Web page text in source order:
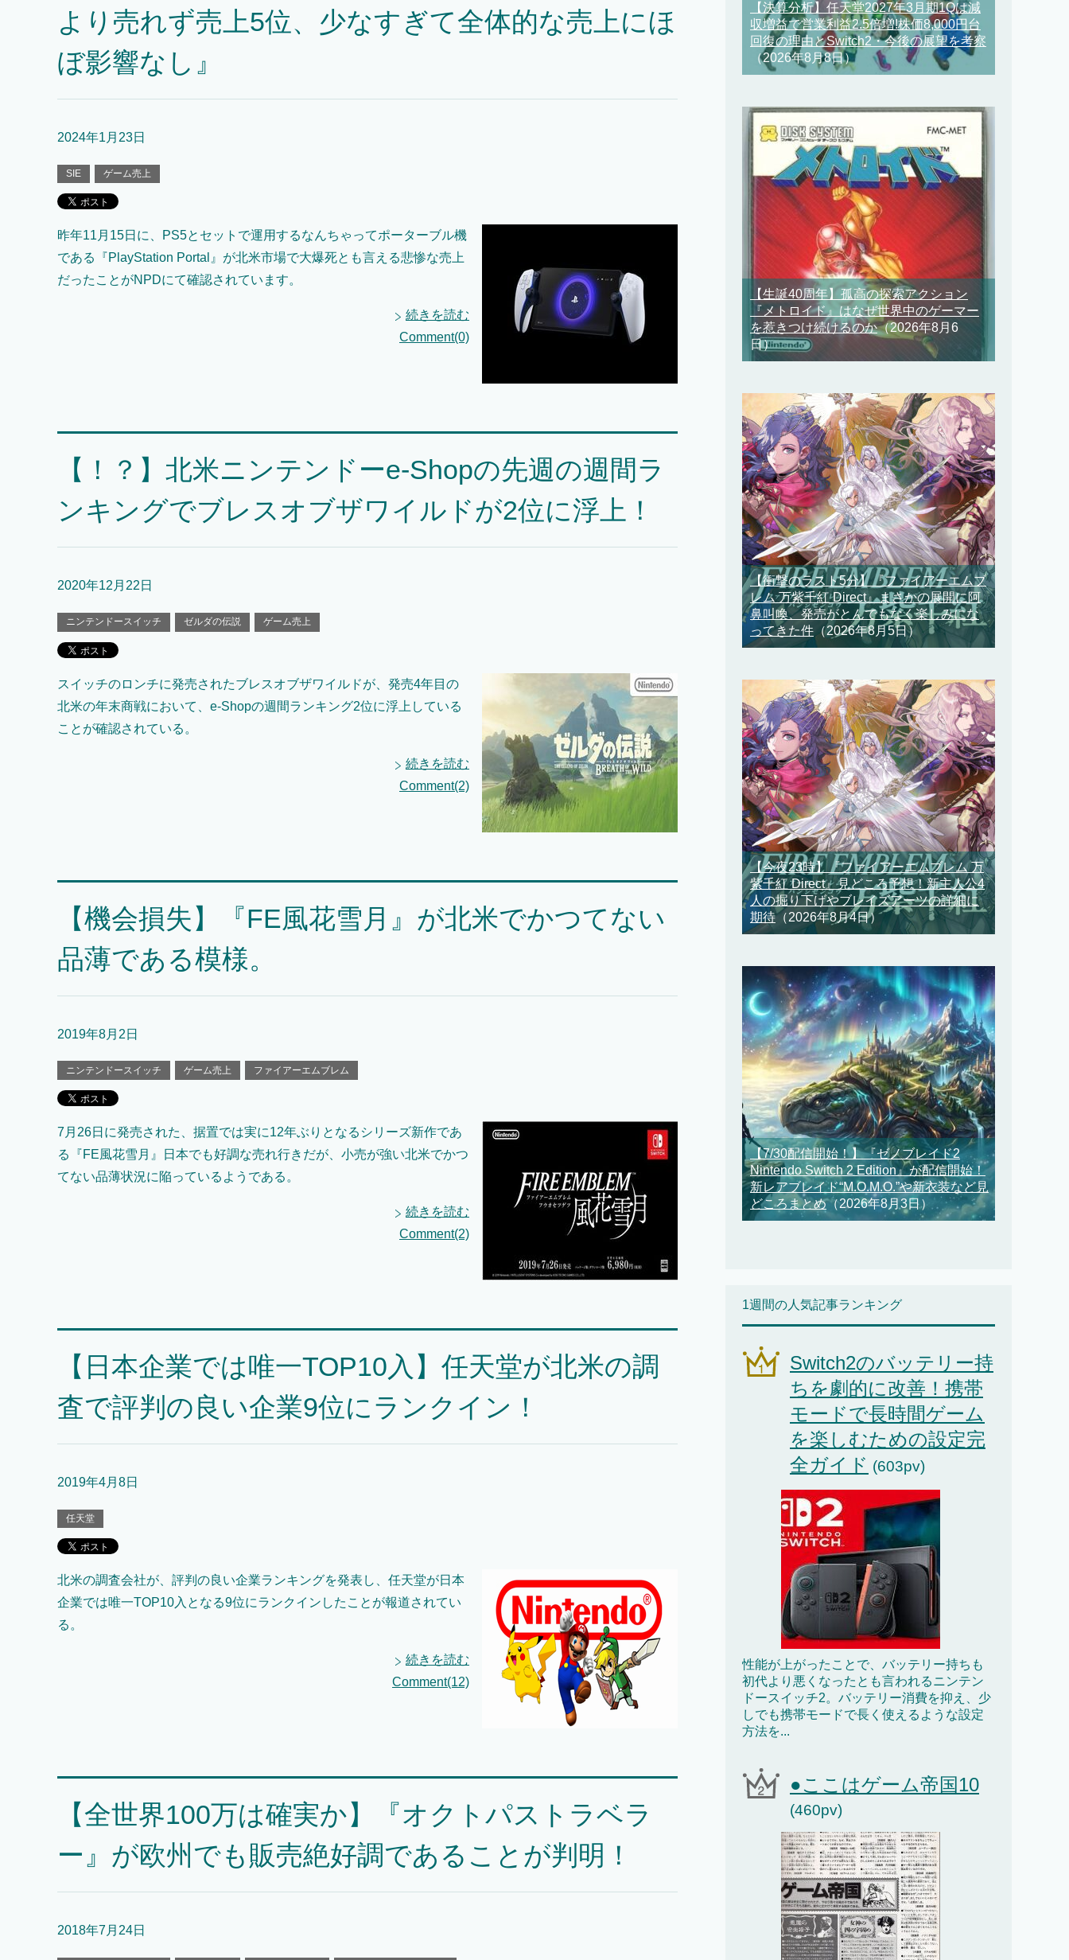
より売れず売上5位、少なすぎて全体的な売上にほ
ぼ影響なし』
2024年1月23日
SIE ゲーム売上
昨年11月15日に、PS5とセットで運用するなんちゃってポーターブル機
である『PlayStation Portal』が北米市場で大爆死とも言える悲惨な売上
だったことがNPDにて確認されています。
続きを読む
Comment(0)
【！？】北米ニンテンドーe-Shopの先週の週間ラ
ンキングでブレスオブザワイルドが2位に浮上！
2020年12月22日
ニンテンドースイッチ ゼルダの伝説 ゲーム売上
スイッチのロンチに発売されたブレスオブザワイルドが、発売4年目の
北米の年末商戦において、e-Shopの週間ランキング2位に浮上している
ことが確認されている。
続きを読む
Comment(2)
【機会損失】『FE風花雪月』が北米でかつてない
品薄である模様。
2019年8月2日
ニンテンドースイッチ ゲーム売上 ファイアーエムブレム
7月26日に発売された、据置では実に12年ぶりとなるシリーズ新作であ
る『FE風花雪月』日本でも好調な売れ行きだが、小売が強い北米でかつ
てない品薄状況に陥っているようである。
続きを読む
Comment(2)
【日本企業では唯一TOP10入】任天堂が北米の調
査で評判の良い企業9位にランクイン！
2019年4月8日
任天堂
北米の調査会社が、評判の良い企業ランキングを発表し、任天堂が日本
企業では唯一TOP10入となる9位にランクインしたことが報道されてい
る。
続きを読む
Comment(12)
【全世界100万は確実か】『オクトパストラベラ
ー』が欧州でも販売絶好調であることが判明！
2018年7月24日
【決算分析】任天堂2027年3月期1Qは減
収増益で営業利益2.5倍増!株価8,000円台
回復の理由とSwitch2・今後の展望を考察
（2026年8月8日）
【生誕40周年】孤高の探索アクション
『メトロイド』はなぜ世界中のゲーマー
を惹きつけ続けるのか（2026年8月6
日）
【衝撃のラスト5分】『ファイアーエムブ
レム 万紫千紅 Direct』まさかの展開に阿
鼻叫喚、発売がとんでもなく楽しみにな
ってきた件 （2026年8月5日）
【今夜23時】『ファイアーエムブレム 万
紫千紅 Direct』見どころ予想！新主人公4
人の掘り下げやブレイズアーツの詳細に
期待（2026年8月4日）
【7/30配信開始！】『ゼノブレイド2
Nintendo Switch 2 Edition』が配信開始！
新レアブレイド“M.O.M.O.”や新衣装など見
どころまとめ（2026年8月3日）
1週間の人気記事ランキング
Switch2のバッテリー持
ちを劇的に改善！携帯
モードで長時間ゲーム
を楽しむための設定完
全ガイド (603pv)
性能が上がったことで、バッテリー持ちも
初代より悪くなったとも言われるニンテン
ドースイッチ2。バッテリー消費を抑え、少
しでも携帯モードで長く使えるような設定
方法を...
●ここはゲーム帝国10
(460pv)